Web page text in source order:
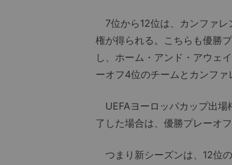
7位から12位は、カンファレ
権が得られる。こちらも優勝
し、ホーム・アンド・アウェ
ーオフ4位のチームとカンファ
UEFAヨーロッパカップ出場
了した場合は、優勝プレーオ
つまり新シーズンは、12位